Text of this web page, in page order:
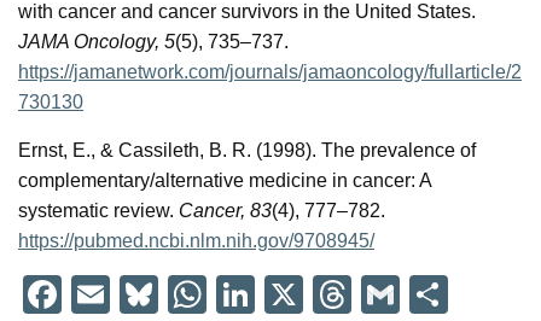
with cancer and cancer survivors in the United States.
JAMA Oncology, 5(5), 735–737.
https://jamanetwork.com/journals/jamaoncology/fullarticle/2
730130
Ernst, E., & Cassileth, B. R. (1998). The prevalence of
complementary/alternative medicine in cancer: A
systematic review. Cancer, 83(4), 777–782.
https://pubmed.ncbi.nlm.nih.gov/9708945/
F
E
Bl
W
Li
X
T
G